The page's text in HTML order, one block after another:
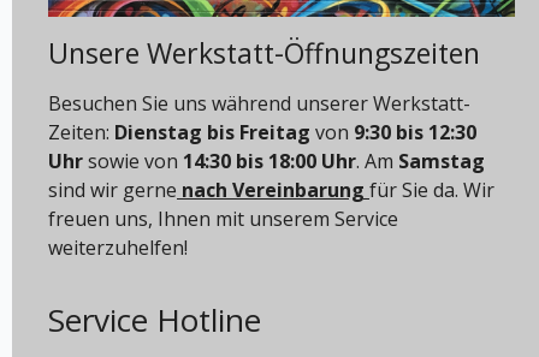
Unsere Werkstatt-Öffnungszeiten
Besuchen Sie uns während unserer Werkstatt-
Zeiten: Dienstag bis Freitag von 9:30 bis 12:30
Uhrsowie von 14:30 bis 18:00 Uhr. Am Samstag
sind wir gerne nach Vereinbarung für Sie da. Wir
freuen uns, Ihnen mit unserem Service
weiterzuhelfen!
Service Hotline